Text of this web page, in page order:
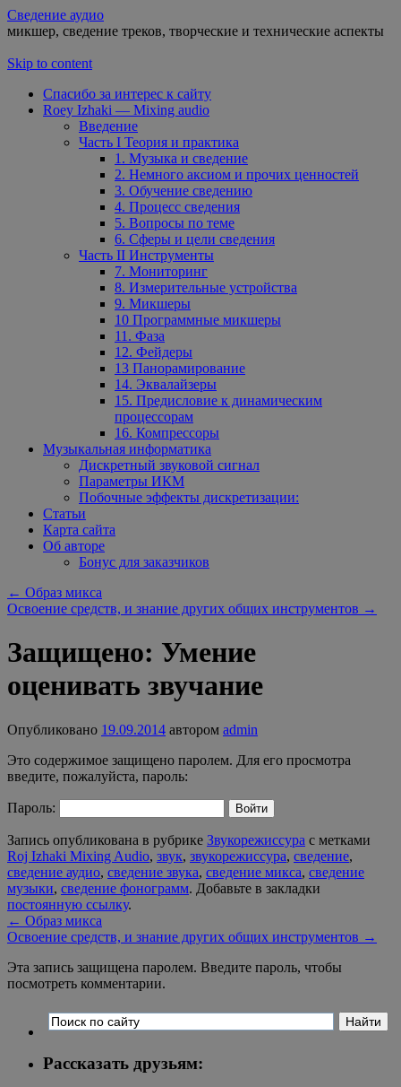
Сведение аудио
микшер, сведение треков, творческие и технические аспекты
Skip to content
Спасибо за интерес к сайту
Roey Izhaki — Mixing audio
Введение
Часть I Теория и практика
1. Музыка и сведение
2. Немного аксиом и прочих ценностей
3. Обучение сведению
4. Процесс сведения
5. Вопросы по теме
6. Сферы и цели сведения
Часть II Инструменты
7. Мониторинг
8. Измерительные устройства
9. Микшеры
10 Программные микшеры
11. Фаза
12. Фейдеры
13 Панорамирование
14. Эквалайзеры
15. Предисловие к динамическим
процессорам
16. Компрессоры
Музыкальная информатика
Дискретный звуковой сигнал
Параметры ИКМ
Побочные эффекты дискретизации:
Статьи
Карта сайта
Об авторе
Бонус для заказчиков
← Образ микса
Освоение средств, и знание других общих инструментов →
Защищено: Умение
оценивать звучание
Опубликовано 19.09.2014 автором admin
Это содержимое защищено паролем. Для его просмотра
введите, пожалуйста, пароль:
Пароль:
Запись опубликована в рубрике Звукорежиссура с метками
Roj Izhaki Mixing Audio, звук, звукорежиссура, сведение,
сведение аудио, сведение звука, сведение микса, сведение
музыки, сведение фонограмм. Добавьте в закладки
постоянную ссылку.
← Образ микса
Освоение средств, и знание других общих инструментов →
Эта запись защищена паролем. Введите пароль, чтобы
посмотреть комментарии.
Рассказать друзьям: